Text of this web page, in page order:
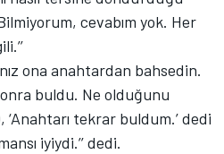
cevabım yok. Her
ona anahtardan bahsedin.
buldu. Ne olduğunu
tekrar buldum.’ dedi
iyiydi.’’ dedi.